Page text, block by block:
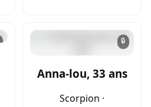
🔒
Anna-lou, 33 ans
Scorpion ·